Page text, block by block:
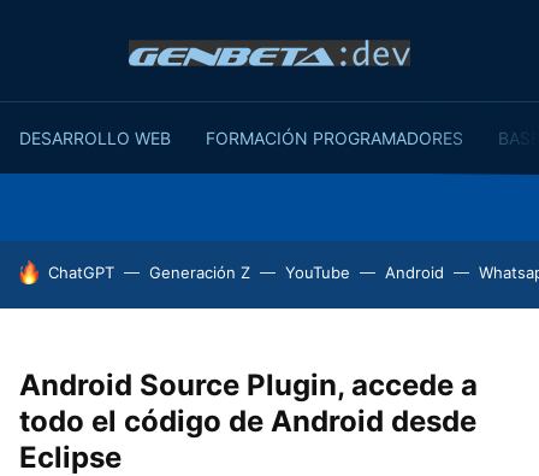
DESARROLLO WEB FORMACIÓN PROGRAMADORES
HOY SE HABLA DE
ChatGPT Generación Z YouTube Android
Android Source Plugin, accede a
todo el código de Android desde
Eclipse